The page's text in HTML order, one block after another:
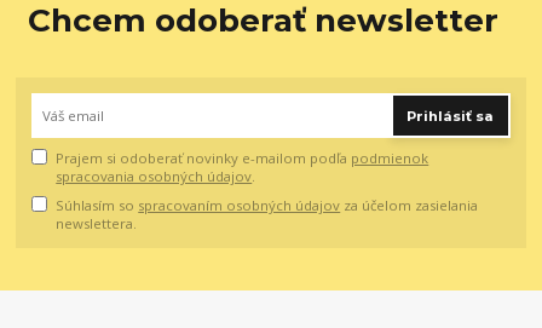
Chcem odoberať newsletter
Prihlásiť sa
Prajem si odoberať novinky e-mailom podľa podmienok
spracovania osobných údajov
Súhlasím so spracovaním osobných údajov za účelom zasielania
newslettera.